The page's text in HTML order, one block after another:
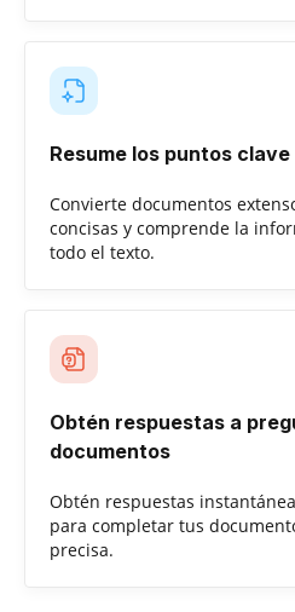
Resume los puntos clave
Convierte documentos
concisas y comprende la
todo el texto.
Obtén respuestas a
documentos
Obtén respuestas
para completar tus
precisa.